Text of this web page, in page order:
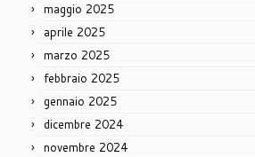
maggio 2025
aprile 2025
marzo 2025
febbraio 2025
gennaio 2025
dicembre 2024
novembre 2024